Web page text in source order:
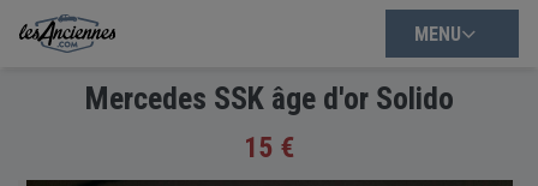
MENU
Mercedes SSK âge d'or Solido
15 €